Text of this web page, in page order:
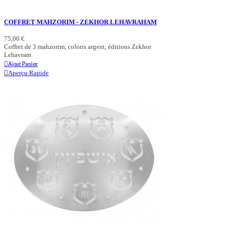
COFFRET MAHZORIM - ZEKHOR LEHAVRAHAM
75,00 €
Coffret de 3 mahzorim, coloris argent, éditions Zekhor
Lehavram
Ajout Panier
Aperçu Rapide